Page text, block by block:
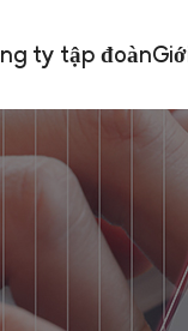
ty tập đoàn